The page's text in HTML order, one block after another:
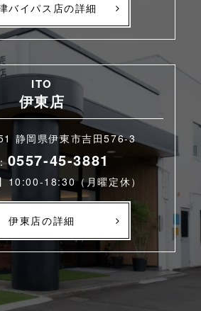
バイパス店の詳細
ITO
伊東店
静岡県伊東市吉田576-3
0557-45-3881
10:00-18:30（月曜定休）
伊東店の詳細